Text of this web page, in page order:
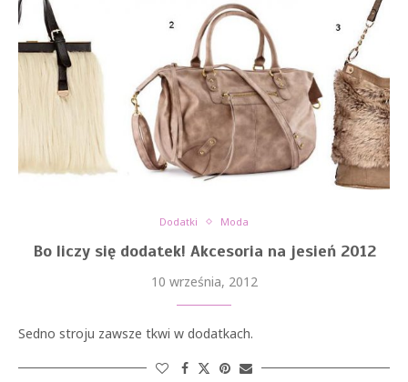
Dodatki Moda
Bo liczy się dodatek! Akcesoria na jesień 2012
10 września, 2012
Sedno stroju zawsze tkwi w dodatkach.